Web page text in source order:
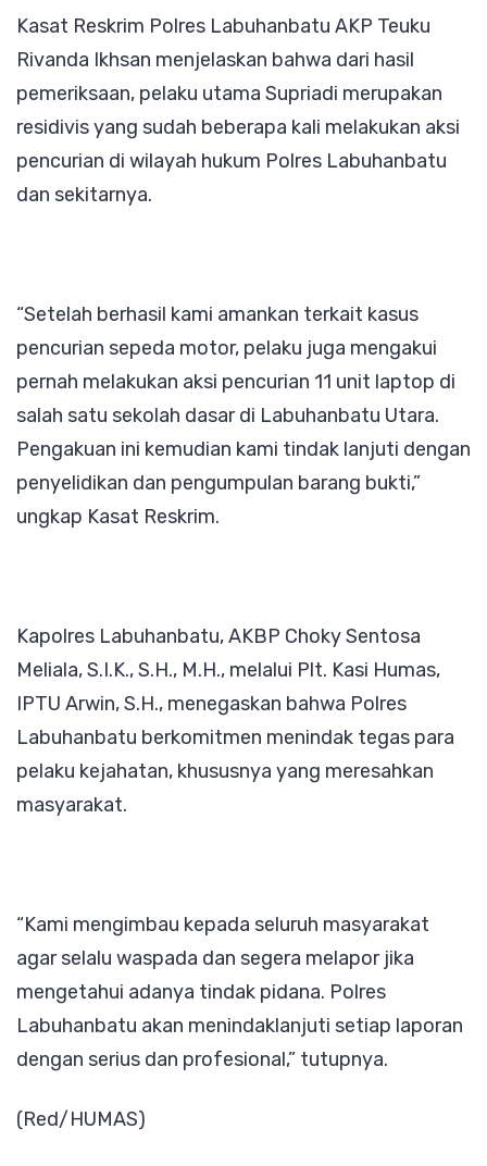
Kasat Reskrim Polres Labuhanbatu AKP Teuku
Rivanda Ikhsan menjelaskan bahwa dari hasil
pemeriksaan, pelaku utama Supriadi merupakan
residivis yang sudah beberapa kali melakukan aksi
pencurian di wilayah hukum Polres Labuhanbatu
dan sekitarnya.
“Setelah berhasil kami amankan terkait kasus
pencurian sepeda motor, pelaku juga mengakui
pernah melakukan aksi pencurian 11 unit laptop di
salah satu sekolah dasar di Labuhanbatu Utara.
Pengakuan ini kemudian kami tindak lanjuti dengan
penyelidikan dan pengumpulan barang bukti,”
ungkap Kasat Reskrim.
Kapolres Labuhanbatu, AKBP Choky Sentosa
Meliala, S.I.K., S.H., M.H., melalui Plt. Kasi Humas,
IPTU Arwin, S.H., menegaskan bahwa Polres
Labuhanbatu berkomitmen menindak tegas para
pelaku kejahatan, khususnya yang meresahkan
masyarakat.
“Kami mengimbau kepada seluruh masyarakat
agar selalu waspada dan segera melapor jika
mengetahui adanya tindak pidana. Polres
Labuhanbatu akan menindaklanjuti setiap laporan
dengan serius dan profesional,” tutupnya.
(Red/HUMAS)